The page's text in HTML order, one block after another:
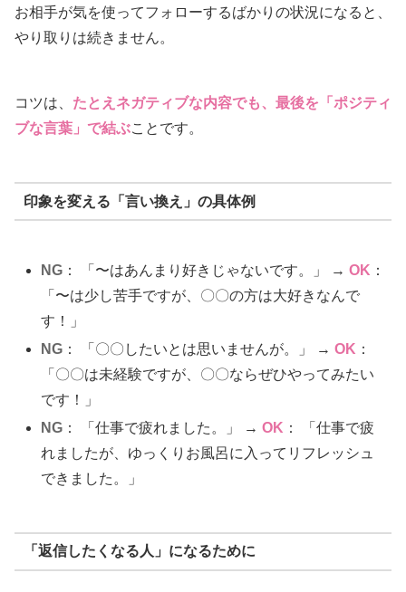
お相手が気を使ってフォローするばかりの状況になると、
やり取りは続きません。
コツは、 たとえネガティブな内容でも、最後を「ポジティ
ブな言葉」で結ぶことです。
印象を変える「言い換え」の具体例
NG ： 「〜はあんまり好きじゃないです。」 →OK ：
「〜は少し苦手ですが、〇〇の方は大好きなんで
す！」
NG ： 「〇〇したいとは思いませんが。」 →OK ：
「〇〇は未経験ですが、〇〇ならぜひやってみたい
です！」
NG ： 「仕事で疲れました。」 →OK ： 「仕事で疲
れましたが、ゆっくりお風呂に入ってリフレッシュ
できました。」
「返信したくなる人」になるために